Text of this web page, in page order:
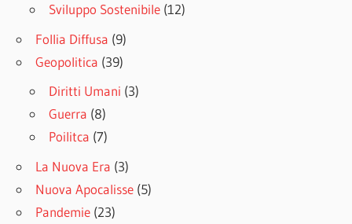
Sviluppo Sostenibile (12)
Follia Diffusa (9)
Geopolitica (39)
Diritti Umani (3)
Guerra (8)
Poilitca (7)
La Nuova Era (3)
Nuova Apocalisse (5)
Pandemie (23)